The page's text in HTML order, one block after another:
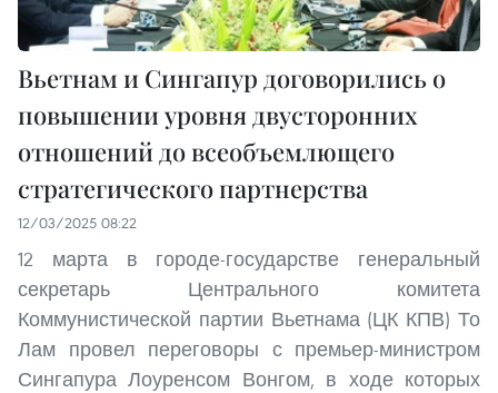
Вьетнам и Сингапур договорились о
повышении уровня двусторонних
отношений до всеобъемлющего
стратегического партнерства
12/03/2025 08:22
12 марта в городе-государстве генеральный
секретарь Центрального комитета
Коммунистической партии Вьетнама (ЦК КПВ) То
Лам провел переговоры с премьер-министром
Сингапура Лоуренсом Вонгом, в ходе которых